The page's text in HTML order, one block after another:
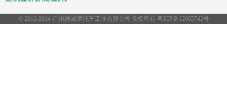
© 2012-2014 广州德诚摩托车工业有限公司版权所有 粤ICP备12065742号